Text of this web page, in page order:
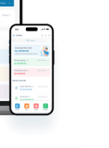
efisiensi
mereka